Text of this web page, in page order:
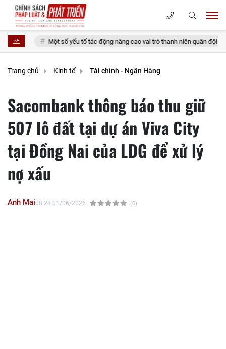
Một số yếu tố tác động nâng cao vai trò thanh niên quân đội trong phát huy giá
Trang chủ Kinh tế Tài chính - Ngân Hàng
Sacombank thông báo thu giữ
507 lô đất tại dự án Viva City
tại Đồng Nai của LDG để xử lý
nợ xấu
Anh Mai08:28 01/06/2026 (0)